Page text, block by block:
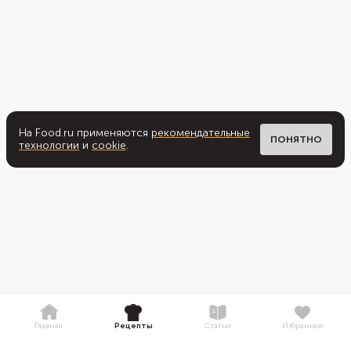
На Food.ru применяются рекомендательные
технологии и cookie. ПОНЯТНО
Главная Рецепты Статьи Избранное